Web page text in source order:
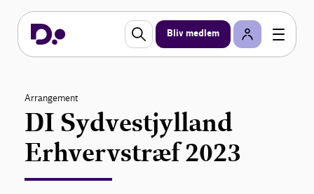
Bliv medlem
Arrangement
DI Sydvestjylland
Erhvervstræf 2023